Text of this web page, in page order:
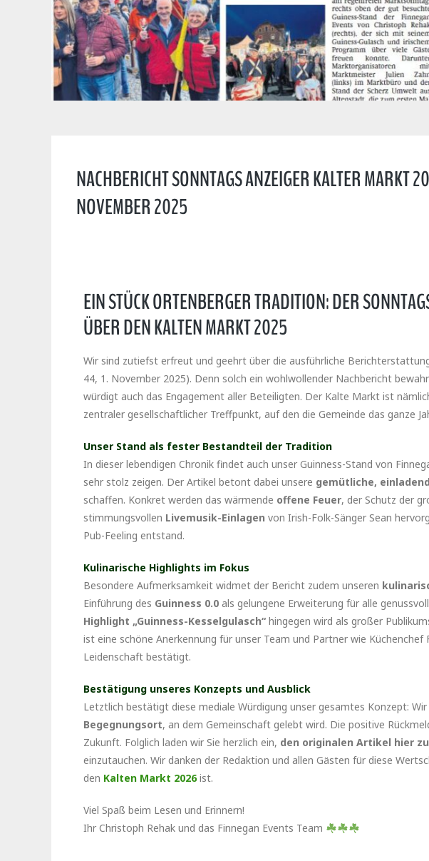
NACHBERICHT SONNTAGS ANZEIGER KALTER
NOVEMBER 2025
EIN STÜCK ORTENBERGER TRADITION: DER
ÜBER DEN KALTEN MARKT 2025
Wir sind zutiefst erfreut und geehrt über die ausführliche
44, 1. November 2025). Denn solch ein wohlwollender Nachbericht
würdigt auch das Engagement aller Beteiligten. Der Kalte Markt ist
zentraler gesellschaftlicher Treffpunkt, auf den die Gemeinde das ganze
Unser Stand als fester Bestandteil der Tradition
In dieser lebendigen Chronik findet auch unser Guinness-Stand von
sehr stolz zeigen. Der Artikel betont dabei unsere gemütliche,
schaffen. Konkret werden das wärmende offene Feuer, der Schutz der
stimmungsvollen Livemusik-Einlagen von Irish-Folk-Sänger Sean
Pub-Feeling entstand.
Kulinarische Highlights im Fokus
Besondere Aufmerksamkeit widmet der Bericht zudem unseren
Einführung des Guinness 0.0 als gelungene Erweiterung für alle
Highlight „Guinness-Kesselgulasch“ hingegen wird als großer
ist eine schöne Anerkennung für unser Team und Partner wie Küchenchef
Leidenschaft bestätigt.
Bestätigung unseres Konzepts und Ausblick
Letztlich bestätigt diese mediale Würdigung unser gesamtes Konzept:
Begegnungsort, an dem Gemeinschaft gelebt wird. Die positive
Zukunft. Folglich laden wir Sie herzlich ein, den originalen Artikel hier
einzutauchen. Wir danken der Redaktion und allen Gästen für diese
den Kalten Markt 2026ist.
Viel Spaß beim Lesen und Erinnern!
Ihr Christoph Rehak und das Finnegan Events Team